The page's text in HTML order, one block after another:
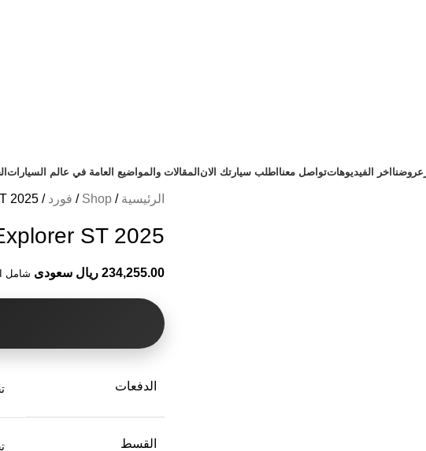
عروضنا اخر الفيديوهاتتواصل معنا اطلب سيارتك الان المقالات والمواضيع العامة في عالم السيارات
الرئيسية Shop فورد 2025⁩⁩⁩
ST 2025⁩⁩⁩
234,255.00 ريال سعودى شامل
الدفعات
القسط